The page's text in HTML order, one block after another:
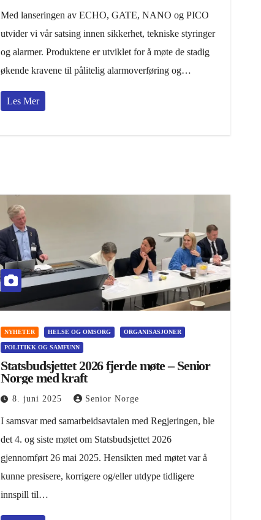
Med lanseringen av ECHO, GATE, NANO og PICO
utvider vi vår satsing innen sikkerhet, tekniske styringer
og alarmer. Produktene er utviklet for å møte de stadig
økende kravene til pålitelig alarmoverføring og…
Les Mer
NYHETER HELSE OG OMSORG ORGANISASJONER
POLITIKK OG SAMFUNN
Statsbudsjettet 2026 fjerde møte – Senior
Norge med kraft
8. juni 2025 Senior Norge
I samsvar med samarbeidsavtalen med Regjeringen, ble
det 4. og siste møtet om Statsbudsjettet 2026
gjennomført 26 mai 2025. Hensikten med møtet var å
kunne presisere, korrigere og/eller utdype tidligere
innspill til…